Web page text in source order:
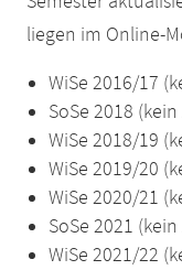
liegen im Online-
WiSe 2016/17
SoSe 2018
WiSe 2018/19
WiSe 2019/20
WiSe 2020/21
SoSe 2021
WiSe 2021/22